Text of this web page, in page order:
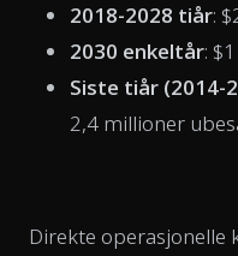
2018-2028 tiår:
2030 enkeltår:
Siste tiår (2014-
2,4 millioner
Direkte operasjonelle